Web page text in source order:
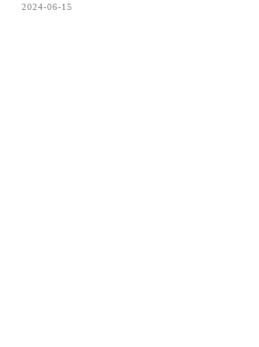
2024-06-15